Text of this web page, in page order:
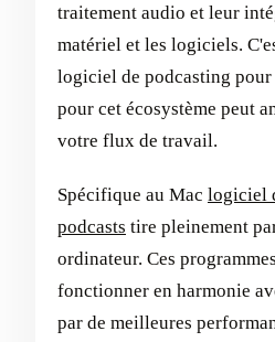
traitement audio et leur
matériel et les logiciels.
logiciel de podcasting
pour cet écosystème peut
votre flux de travail.
Spécifique au Mac logiciel
podcasts tire pleinement
ordinateur. Ces
fonctionner en harmonie
par de meilleures